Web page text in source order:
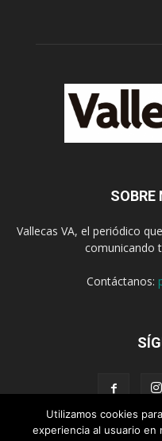
SOBRE
Vallecas VA, el periódico
comunicando
Contáctanos:
Utilizamos cookies
experiencia al usuario en